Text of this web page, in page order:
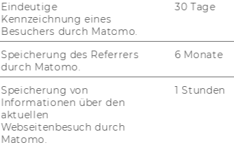
Eindeutige
Kennzeichnung eines
Besuchers durch Matomo.
30 Tage
Speicherung des Referrers
durch Matomo.
6 Monate
Speicherung von
Informationen über den
aktuellen
Webseitenbesuch durch
Matomo.
1 Stunden